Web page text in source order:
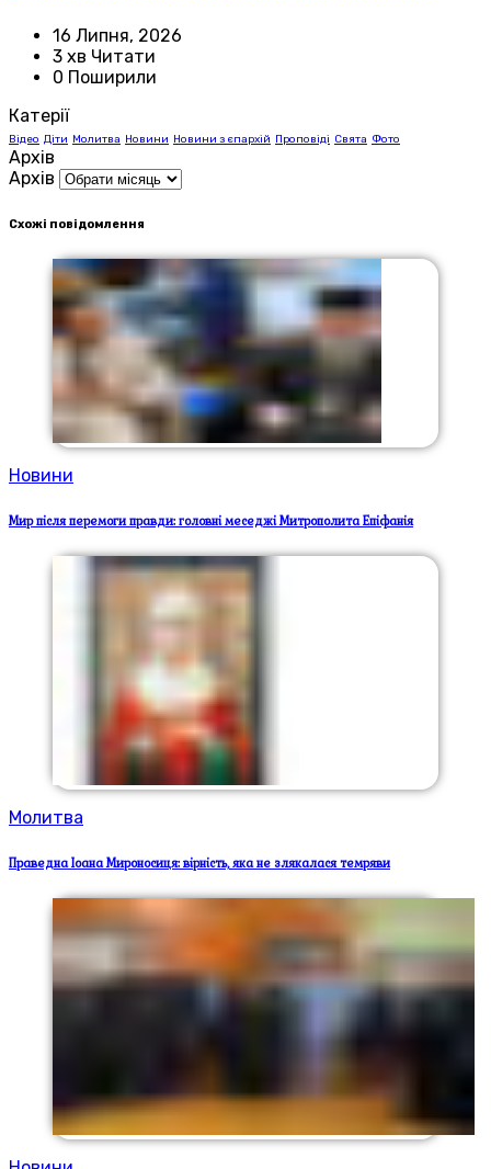
16 Липня, 2026
3 хв Читати
0 Поширили
Катерії
Відео Діти Молитва Новини Новини з єпархій Проповіді Свята Фото
Архів
Архів
Схожі повідомлення
Новини
Мир після перемоги правди: головні меседжі Митрополита Епіфанія
Молитва
Праведна Іоана Мироносиця: вірність, яка не злякалася темряви